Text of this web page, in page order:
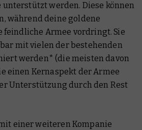
werden. Diese können
während deine goldene
feindliche Armee vordringt. Sie
mit vielen der bestehenden
werden* (die meisten davon
einen Kernaspekt der Armee
Unterstützung durch den Rest
einer weiteren Kompanie